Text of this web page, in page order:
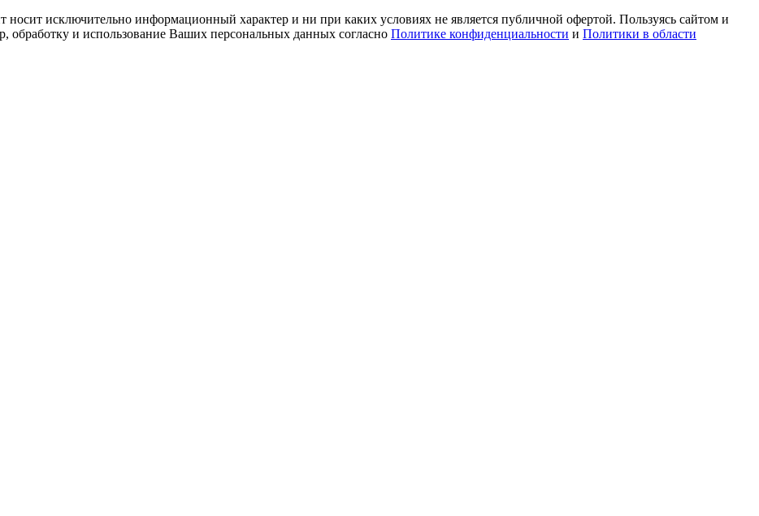
исключительно информационный характер и ни при каких условиях не является публичной офертой. Пользуясь сайтом и
обработку и использование Ваших персональных данных согласно Политике конфиденциальности и Политики в области